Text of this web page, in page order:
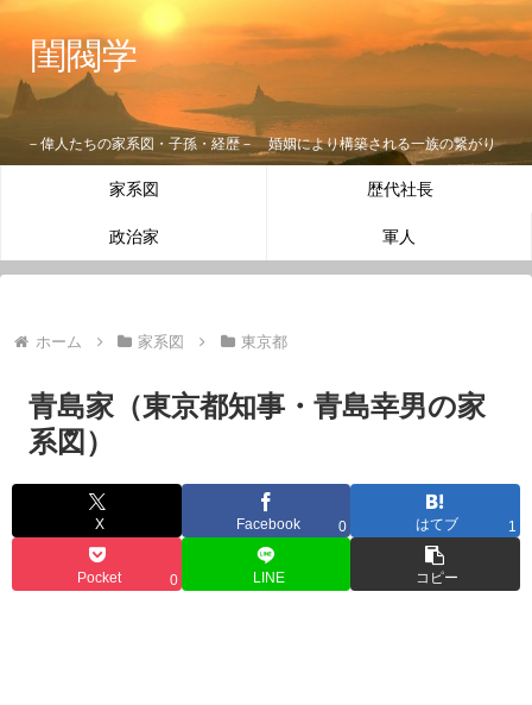
閨閥学
－偉人たちの家系図・子孫・経歴－ 婚姻により構築される一族の繋がり
家系図 歴代社長
政治家 軍人
ホーム 家系図 東京都
青島家（東京都知事・青島幸男の家
系図）
X Facebook 0 はてブ 1
Pocket 0 LINE コピー